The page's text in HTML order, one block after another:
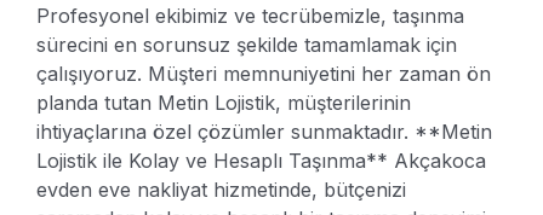
Profesyonel ekibimiz ve tecrübemizle, taşınma
sürecini en sorunsuz şekilde tamamlamak için
çalışıyoruz. Müşteri memnuniyetini her zaman ön
planda tutan Metin Lojistik, müşterilerinin
ihtiyaçlarına özel çözümler sunmaktadır. **Metin
Lojistik ile Kolay ve Hesaplı Taşınma** Akçakoca
evden eve nakliyat hizmetinde, bütçenizi